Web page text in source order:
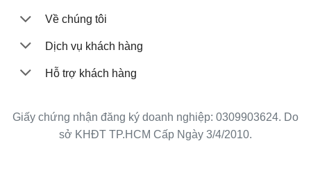
Về chúng tôi
Dịch vụ khách hàng
Hỗ trợ khách hàng
Giấy chứng nhận đăng ký doanh nghiệp: 0309903624. Do
sở KHĐT TP.HCM Cấp Ngày 3/4/2010.